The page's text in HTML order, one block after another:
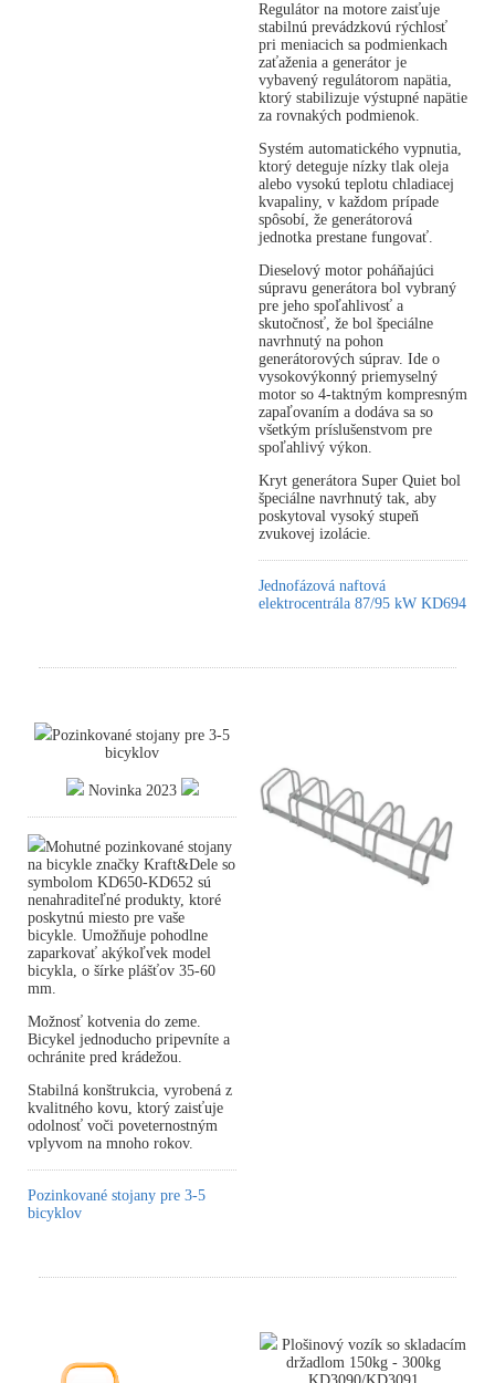
Regulátor na motore zaisťuje
stabilnú prevádzkovú rýchlosť
pri meniacich sa podmienkach
zaťaženia a generátor je
vybavený regulátorom napätia,
ktorý stabilizuje výstupné napätie
za rovnakých podmienok.
Systém automatického vypnutia,
ktorý deteguje nízky tlak oleja
alebo vysokú teplotu chladiacej
kvapaliny, v každom prípade
spôsobí, že generátorová
jednotka prestane fungovať.
Dieselový motor poháňajúci
súpravu generátora bol vybraný
pre jeho spoľahlivosť a
skutočnosť, že bol špeciálne
navrhnutý na pohon
generátorových súprav. Ide o
vysokovýkonný priemyselný
motor so 4-taktným kompresným
zapaľovaním a dodáva sa so
všetkým príslušenstvom pre
spoľahlivý výkon.
Kryt generátora Super Quiet bol
špeciálne navrhnutý tak, aby
poskytoval vysoký stupeň
zvukovej izolácie.
Jednofázová naftová
elektrocentrála 87/95 kW KD694
Pozinkované stojany pre 3-5
bicyklov
Novinka 2023
Mohutné pozinkované stojany
na bicykle značky Kraft&Dele so
symbolom KD650-KD652 sú
nenahraditeľné produkty, ktoré
poskytnú miesto pre vaše
bicykle. Umožňuje pohodlne
zaparkovať akýkoľvek model
bicykla, o šírke plášťov 35-60
mm.
Možnosť kotvenia do zeme.
Bicykel jednoducho pripevníte a
ochránite pred krádežou.
Stabilná konštrukcia, vyrobená z
kvalitného kovu, ktorý zaisťuje
odolnosť voči poveternostným
vplyvom na mnoho rokov.
Pozinkované stojany pre 3-5
bicyklov
Plošinový vozík so skladacím
držadlom 150kg - 300kg